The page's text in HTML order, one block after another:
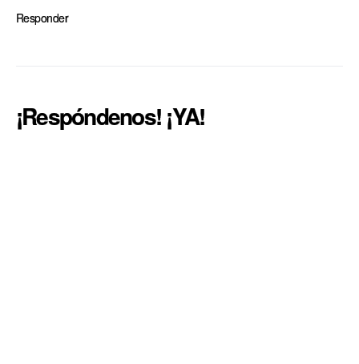
Responder
¡Respóndenos! ¡YA!